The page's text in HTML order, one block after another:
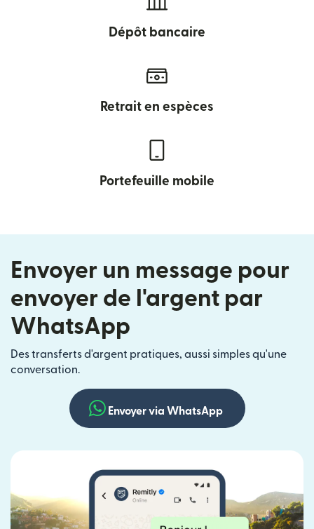
Dépôt bancaire
Retrait en espèces
Portefeuille mobile
Envoyer un message pour
envoyer de l'argent par
WhatsApp
Des transferts d'argent pratiques, aussi simples qu'une
conversation.
Envoyer via WhatsApp